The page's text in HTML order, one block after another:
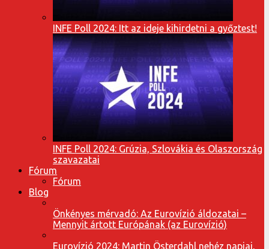
INFE Poll 2024: Itt az ideje kihirdetni a győztest!
INFE Poll 2024: Grúzia, Szlovákia és Olaszország
szavazatai
Fórum
Fórum
Blog
Önkényes mérvadó: Az Eurovízió áldozatai –
Mennyit ártott Európának (az Eurovízió)
Eurovízió 2024: Martin Österdahl nehéz napjai,